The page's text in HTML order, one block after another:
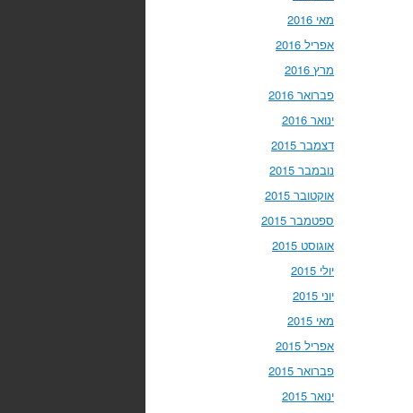
מאי 2016
אפריל 2016
מרץ 2016
פברואר 2016
ינואר 2016
דצמבר 2015
נובמבר 2015
אוקטובר 2015
ספטמבר 2015
אוגוסט 2015
יולי 2015
יוני 2015
מאי 2015
אפריל 2015
פברואר 2015
ינואר 2015